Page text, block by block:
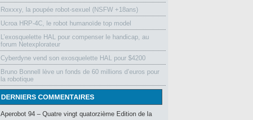
Roxxxy, la poupée robot-sexuel (NSFW +18ans)
Ucroa HRP-4C, le robot humanoïde top model
L’exosquelette HAL pour compenser le handicap, au
forum Netexplorateur
Cyberdyne vend son exosquelette HAL pour $4200
Bruno Bonnell lève un fonds de 60 millions d’euros pour
la robotique
DERNIERS COMMENTAIRES
Aperobot 94 – Quatre vingt quatorzième Edition de la